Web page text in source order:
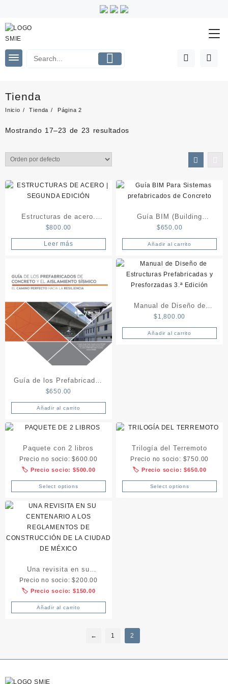
contenido
Tienda
Inicio Tienda Página 2
Mostrando 17–23 de 23 resultados
Estructuras de acero.
Ejemplos de Diseño
$800.00
Leer más
Guía BIM (Building
Information Modeling) Para
Sistemas Prefabricados de
$650.00
Añadir al carrito
Guía de los Prefabricados
de Concreto y el
Aislamiento Sísmico – El
Resilencia
$650.00
Añadir al carrito
Manual de Diseño de
Estructuras Prefabricadas
y Presforzadas 3.ª Edición
$1,800.00
Añadir al carrito
Paquete con 2 libros
Precio no socio:$600.00
🏷️ Precio socio: $500.00
Select options
Trilogía del Terremoto
Precio no socio: $750.00
🏷️ Precio socio:$650.00
Select options
Una revisita en su
centenario a los
Reglamentos de
Construcción de la Ciudad
Precio no socio:$200.00
🏷️ Precio socio: $150.00
Añadir al carrito
← 1 2